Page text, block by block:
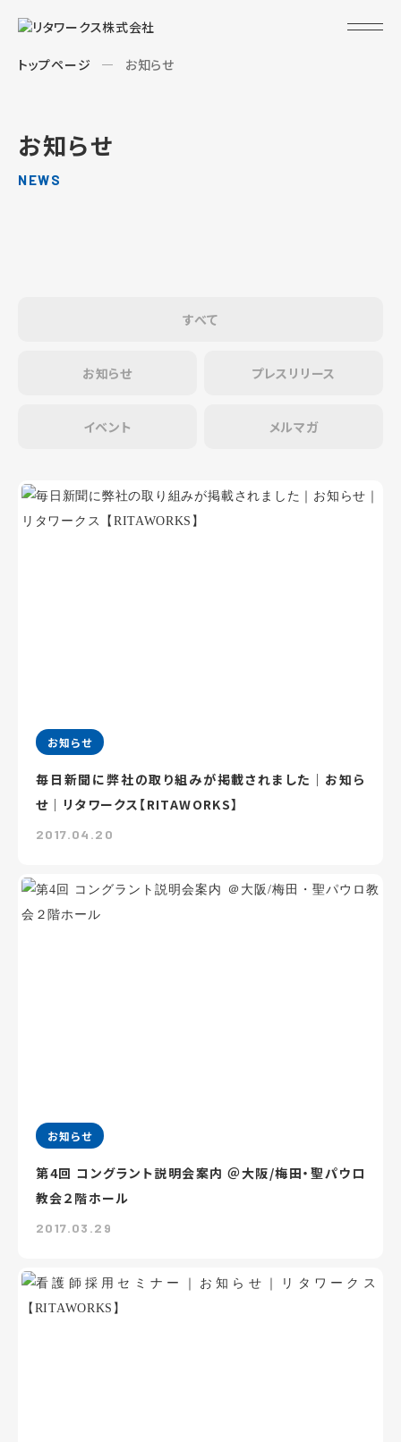
トップページ お知らせ
お知らせ
NEWS
すべて
お知らせ プレスリリース
イベント メルマガ
お知らせ
毎日新聞に弊社の取り組みが掲載されました｜お知ら
せ｜リタワークス【RITAWORKS】
2017.04.20
お知らせ
第4回 コングラント説明会案内 ＠大阪/梅田・聖パウロ
教会２階ホール
2017.03.29